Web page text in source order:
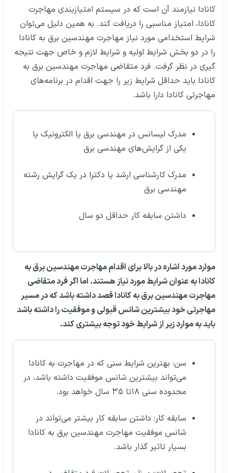
کانادا نیازمند آن است که در سیستم امتیازبندی مهاجرت
کانادا، امتیاز مناسبی را دریافت کند. به همین دلیل می‌توان
شرایط استخدامی مورد نیاز مهاجرت مهندسین برق به کانادا
را در دو بخش شرایط اولیه و شرایط لازم و خاص جهت نتیجه
گیری در نظر گرفت. فرد متقاضی مهاجرت مهندسین برق به
کانادا باید حداقل شرایط زیر را جهت اقدام در برنامه‌های
مهاجرتی کانادا دارا باشد.
مدرک لیسانس در مهندسی برق یا الکترونیک یا
یکی از گرایش‌های مهندسی برق
مدرک کارشناسی ارشد یا دکترا در یک گرایش رشته
مهندسی برق
داشتن سابقه کار حداقل دو سال
موارد مورد اشاره در بالا برای اقدام مهاجرت مهندسین برق به
کانادا به عنوان شرایط مورد نیاز هستند. اما اگر فرد متقاضی
مهاجرت مهندسین برق به کانادا قصد داشته باشد که در مسیر
مهاجرتی خود بیشترین شانس قبولی و موفقیت را داشته باشد
باید به موارد زیر از شرایط خود توجه بیشتری کند.
سن: بهترین شرایط سنی که در مهاجرت به کانادا
می‌تواند بیشترین شانس موفقیت داشته باشد، در
محدوده سنی ۱۸تا ۳۵ سال خواهد بود.
سابقه کار: داشتن سابقه کار بیشتر می‌تواند در
شانس موفقیت مهاجرت مهندسین برق به کانادا
بسیار تاثیر گذار باشد.